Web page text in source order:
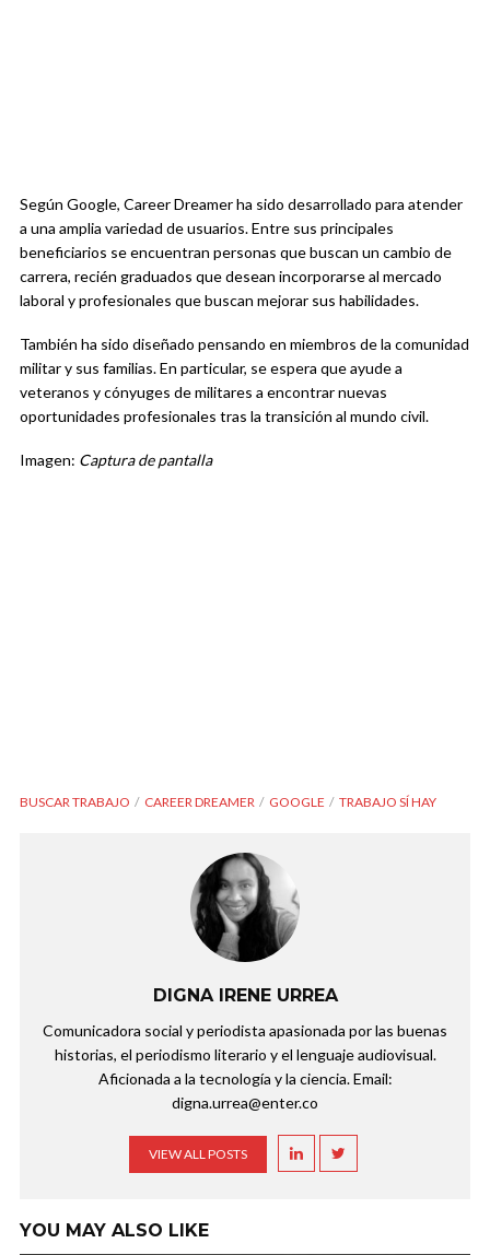
Según Google, Career Dreamer ha sido desarrollado para atender
a una amplia variedad de usuarios. Entre sus principales
beneficiarios se encuentran personas que buscan un cambio de
carrera, recién graduados que desean incorporarse al mercado
laboral y profesionales que buscan mejorar sus habilidades.
También ha sido diseñado pensando en miembros de la comunidad
militar y sus familias. En particular, se espera que ayude a
veteranos y cónyuges de militares a encontrar nuevas
oportunidades profesionales tras la transición al mundo civil.
Imagen: Captura de pantalla
BUSCAR TRABAJO CAREER DREAMER GOOGLE TRABAJO SÍ HAY
DIGNA IRENE URREA
Comunicadora social y periodista apasionada por las buenas
historias, el periodismo literario y el lenguaje audiovisual.
Aficionada a la tecnología y la ciencia. Email:
digna.urrea@enter.co
VIEW ALL POSTS
YOU MAY ALSO LIKE